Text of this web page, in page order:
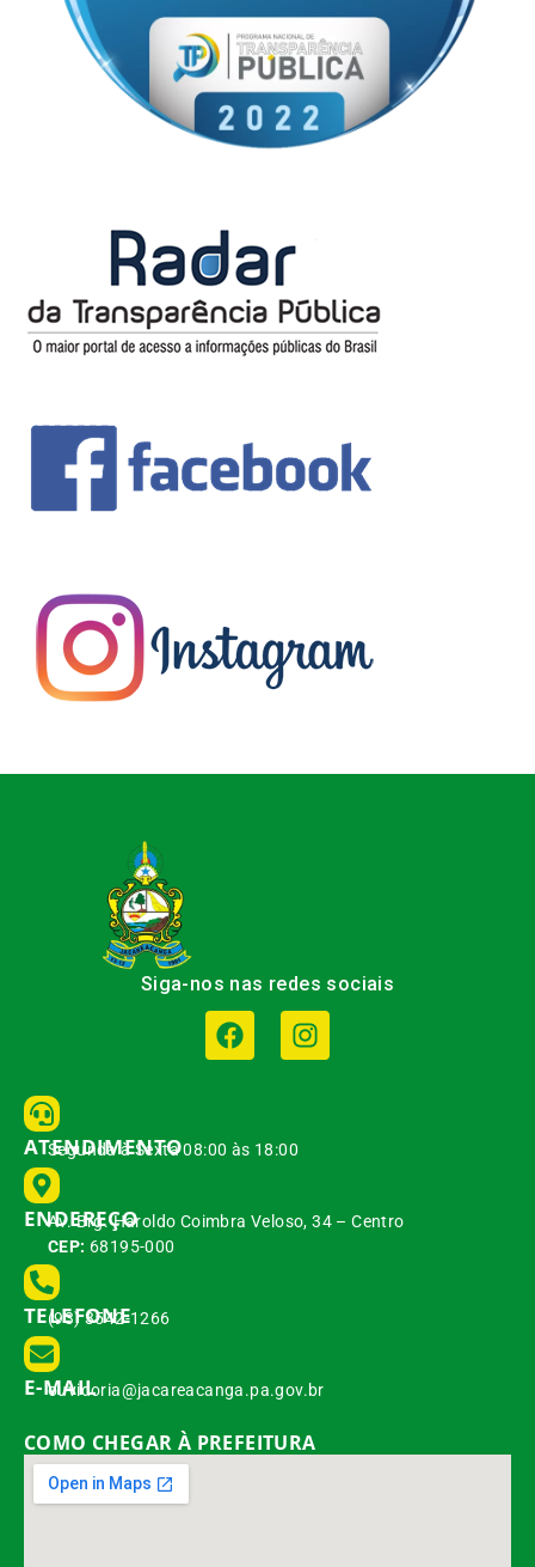
Siga-nos nas redes sociais
ATENDIMENTO
Segunda à Sexta 08:00 às 18:00
ENDEREÇO
Av. Brg. Haroldo Coimbra Veloso, 34 – Centro
CEP: 68195-000
TELEFONE
(93) 3542-1266
E-MAIL
ouvidoria@jacareacanga.pa.gov.br
COMO CHEGAR À PREFEITURA